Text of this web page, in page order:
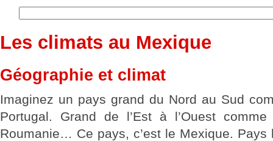
Les climats au Mexique
Géographie et climat
Imaginez un pays grand du Nord au Sud
Portugal. Grand de l’Est à l’Ouest
Roumanie… Ce pays, c’est le Mexique. Pays